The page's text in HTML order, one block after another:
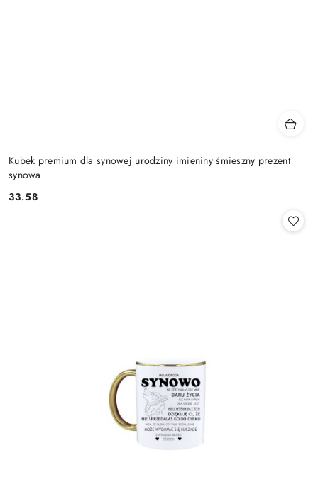
Kubek premium dla synowej urodziny imieniny śmieszny prezent
synowa
Cena:
33.58